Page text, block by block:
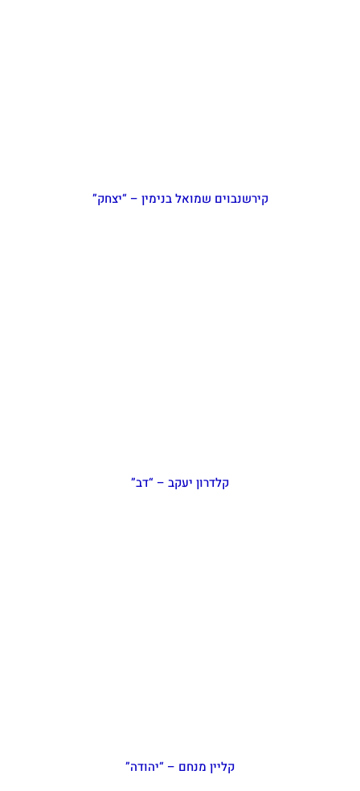
קירשנבוים שמואל בנימין – “יצחק”
קלדרון יעקב – “דב”
קליין מנחם – “יהודה”